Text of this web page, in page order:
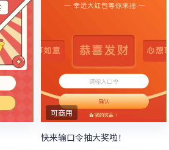
可商用
快来输口令抽大奖啦！